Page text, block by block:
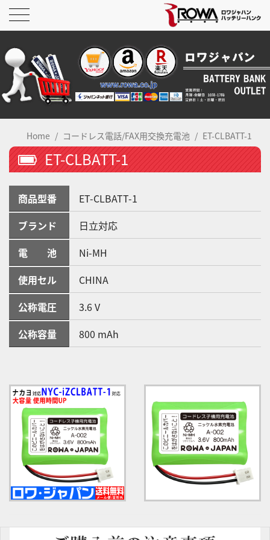
Home コードレス電話/FAX用交換充電池 ET-CLBATT-1
ET-CLBATT-1
商品型番
ET-CLBATT-1
ブランド
日立対応
電 池
Ni-MH
使用セル
CHINA
公称電圧
3.6 V
公称容量
800 mAh